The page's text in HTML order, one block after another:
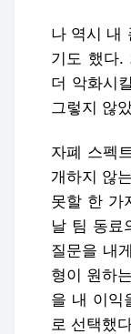
나 역시 내
기도 했다.
더 악화시
그렇지 않
자폐 스펙
개하지 않
못할 한 가
날 팀 동료
질문을 내
형이 원하
을 내 이익
로 선택했